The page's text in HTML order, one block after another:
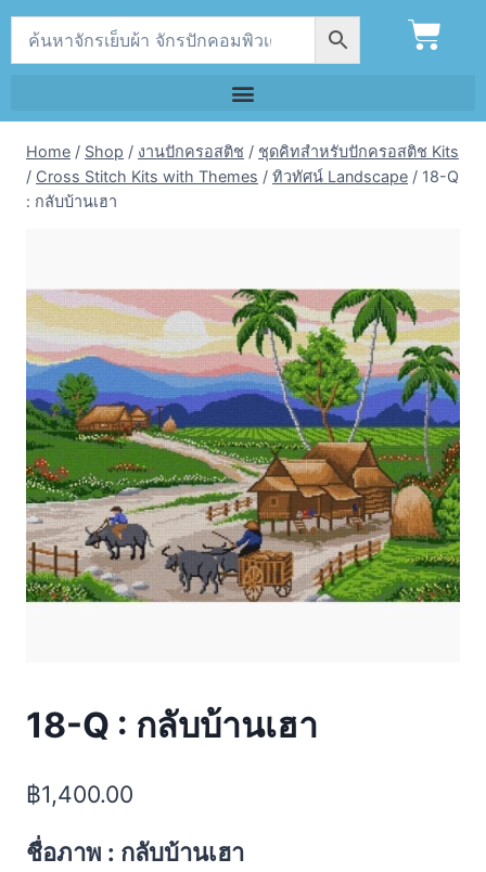
Home / Shop / งานปักครอสติช / ชุดคิทสำหรับปักครอสติช Kits
/ Cross Stitch Kits with Themes / ทิวทัศน์ Landscape / 18-Q
: กลับบ้านเฮา
18-Q : กลับบ้านเฮา
฿1,400.00
ชื่อภาพ : กลับบ้านเฮา